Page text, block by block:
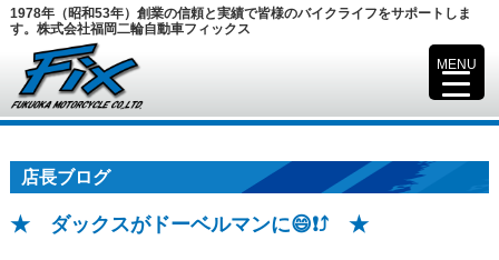
1978年（昭和53年）創業の信頼と実績で皆様のバイクライフをサポートしま
す。株式会社福岡二輪自動車フィックス
店長ブログ
★ ダックスがドーベルマンに😄❗⤴️ ★
MENU
▼